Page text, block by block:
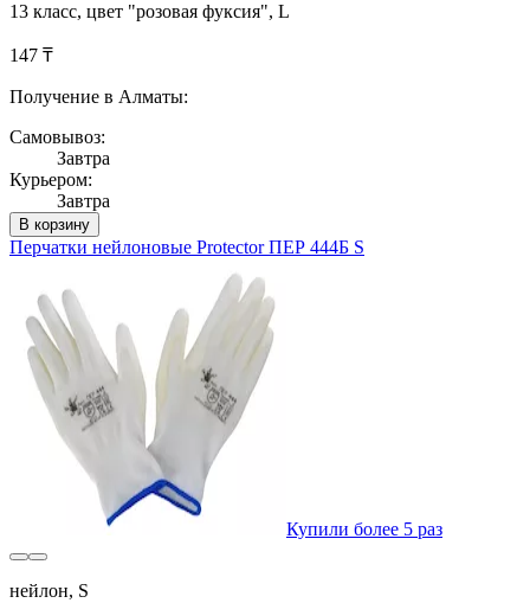
13 класс, цвет "розовая фуксия", L
147 ₸
Получение в Алматы:
Самовывоз:
Завтра
Курьером:
Завтра
В корзину
Перчатки нейлоновые Protector ПЕР 444Б S
Купили более 5 раз
нейлон, S